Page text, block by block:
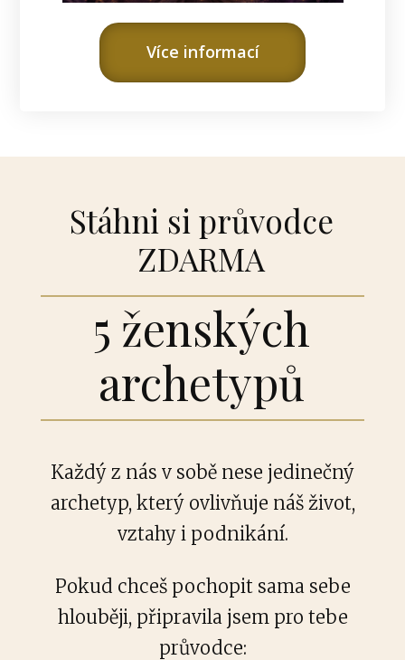
Více informací
Stáhni si průvodce
ZDARMA
5 ženských
archetypů
Každý z nás v sobě nese jedinečný
archetyp, který ovlivňuje náš život,
vztahy i podnikání.
Pokud chceš pochopit sama sebe
hlouběji, připravila jsem pro tebe
průvodce: